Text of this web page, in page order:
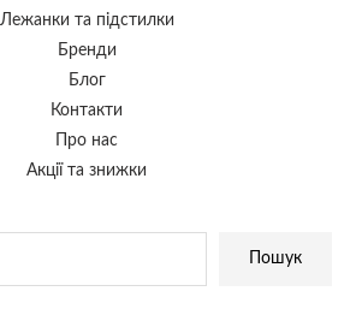
Лежанки та підстилки
Бренди
Блог
Контакти
Про нас
Акції та знижки
Пошук